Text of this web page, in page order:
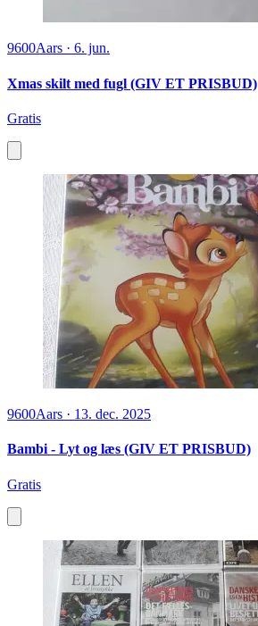
9600Aars · 6. jun.
Xmas skilt med fugl (GIV ET PRISBUD)
Gratis
9600Aars · 13. dec. 2025
Bambi - Lyt og læs (GIV ET PRISBUD)
Gratis